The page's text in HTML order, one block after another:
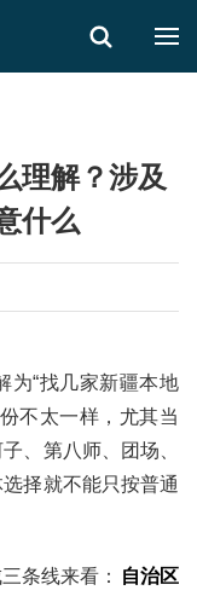
理解？涉及
什么
为“找几家新疆本地
不太一样，尤其当
、第八师、团场、
择就不能只按普通
条线来看：
自治区